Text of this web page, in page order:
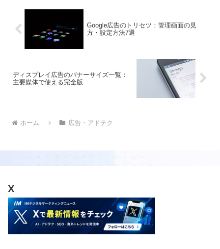
Google広告のトリセツ：管理画面の見
方・設定方法7選
ディスプレイ広告のバナーサイズ一覧：
主要媒体で使える完全版
ホーム 広告・アドテク
X